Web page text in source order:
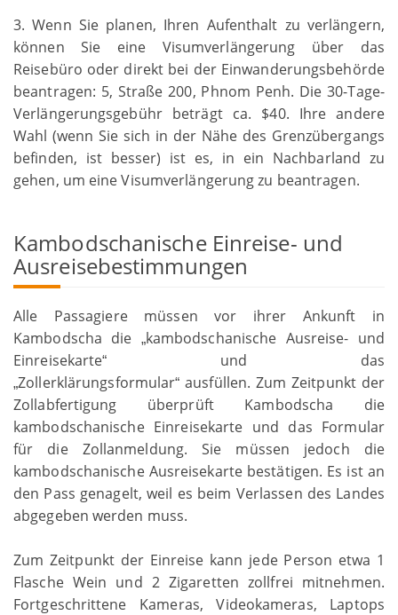
3. Wenn Sie planen, Ihren Aufenthalt zu verlängern,
können Sie eine Visumverlängerung über das
Reisebüro oder direkt bei der Einwanderungsbehörde
beantragen: 5, Straße 200, Phnom Penh. Die 30-Tage-
Verlängerungsgebühr beträgt ca. $40. Ihre andere
Wahl (wenn Sie sich in der Nähe des Grenzübergangs
befinden, ist besser) ist es, in ein Nachbarland zu
gehen, um eine Visumverlängerung zu beantragen.
Kambodschanische Einreise- und
Ausreisebestimmungen
Alle Passagiere müssen vor ihrer Ankunft in
Kambodscha die
„kambodschanische Ausreise- und
Einreisekarte“ und das
„Zollerklärungsformular“ ausfüllen. Zum Zeitpunkt der
Zollabfertigung überprüft Kambodscha die
kambodschanische Einreisekarte und das Formular
für die Zollanmeldung. Sie müssen jedoch die
kambodschanische Ausreisekarte bestätigen. Es ist an
den Pass genagelt, weil es beim Verlassen des Landes
abgegeben werden muss.
Zum Zeitpunkt der Einreise kann jede Person etwa 1
Flasche Wein und 2 Zigaretten zollfrei mitnehmen.
Fortgeschrittene Kameras, Videokameras, Laptops